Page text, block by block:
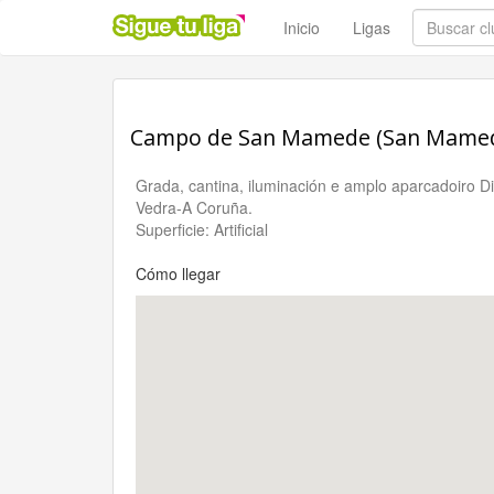
Inicio Ligas
Campo de San Mamede (San
Grada, cantina, iluminación e amplo aparcadoiro
Vedra-A Coruña.
Superficie: Artificial
Cómo llegar